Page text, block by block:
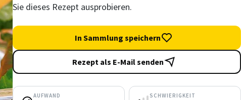
Sie dieses Rezept ausprobieren.
In Sammlung speichern
Rezept als E-Mail senden
AUFWAND SCHWIERIGKEIT